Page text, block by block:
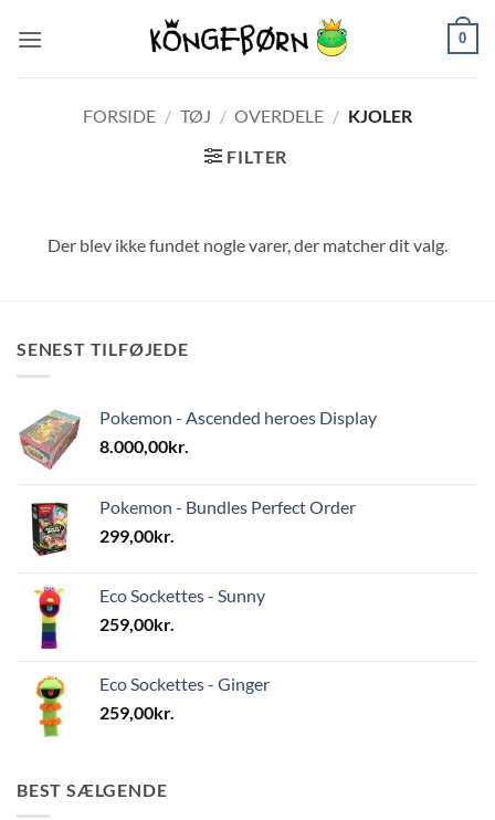
0
FORSIDE / TØJ / OVERDELE / KJOLER
FILTER
Der blev ikke fundet nogle varer, der matcher dit valg.
SENEST TILFØJEDE
Pokemon - Ascended heroes Display
8.000,00kr.
Pokemon - Bundles Perfect Order
299,00kr.
Eco Sockettes - Sunny
259,00kr.
Eco Sockettes - Ginger
259,00kr.
BEST SÆLGENDE